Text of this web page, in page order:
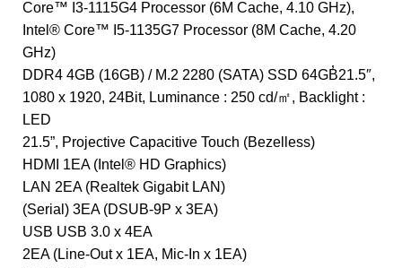
Core™ I3-1115G4 Processor (6M Cache, 4.10 GHz),
Intel® Core™ I5-1135G7 Processor (8M Cache, 4.20
GHz)
DDR4 4GB (16GB) / M.2 2280 (SATA) SSD 64GB̓21.5″,
1080 x 1920, 24Bit, Luminance : 250 cd/㎡, Backlight :
LED
21.5”, Projective Capacitive Touch (Bezelless)
HDMI 1EA (Intel® HD Graphics)
LAN 2EA (Realtek Gigabit LAN)
(Serial) 3EA (DSUB-9P x 3EA)
USB USB 3.0 x 4EA
2EA (Line-Out x 1EA, Mic-In x 1EA)